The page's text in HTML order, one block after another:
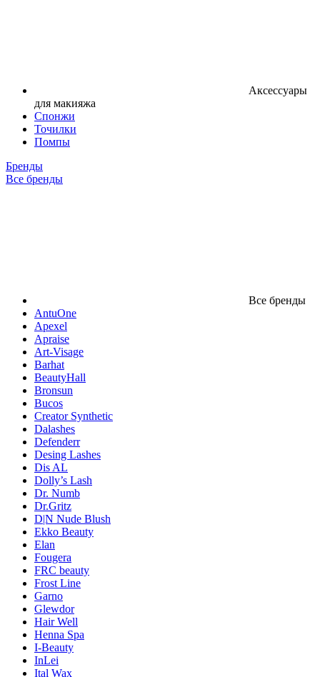
Аксессуары
для макияжа
Спонжи
Точилки
Помпы
Бренды
Все бренды
Все бренды
AntuOne
Apexel
Apraise
Art-Visage
Barhat
BeautyHall
Bronsun
Bucos
Creator Synthetic
Dalashes
Defenderr
Desing Lashes
Dis AL
Dolly’s Lash
Dr. Numb
Dr.Gritz
D|N Nude Blush
Ekko Beauty
Elan
Fougera
FRC beauty
Frost Line
Garno
Glewdor
Hair Well
Henna Spa
I-Beauty
InLei
Ital Wax